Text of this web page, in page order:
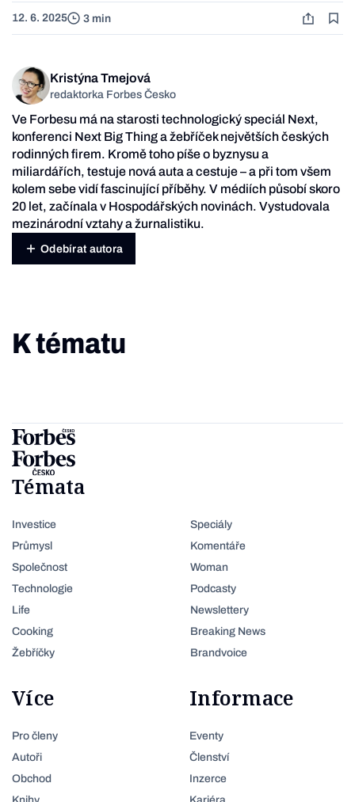
12. 6. 2025 3 min
Kristýna Tmejová
redaktorka Forbes Česko
Ve Forbesu má na starosti technologický speciál Next,
konferenci Next Big Thing a žebříček největších českých
rodinných firem. Kromě toho píše o byznysu a
miliardářích, testuje nová auta a cestuje – a při tom všem
kolem sebe vidí fascinující příběhy. V médiích působí skoro
20 let, začínala v Hospodářských novinách. Vystudovala
mezinárodní vztahy a žurnalistiku.
Odebírat autora
K tématu
Témata
Investice
Průmysl
Společnost
Technologie
Life
Cooking
Žebříčky
Speciály
Komentáře
Woman
Podcasty
Newslettery
Breaking News
Brandvoice
Více
Pro členy
Autoři
Obchod
Informace
Eventy
Členství
Inzerce